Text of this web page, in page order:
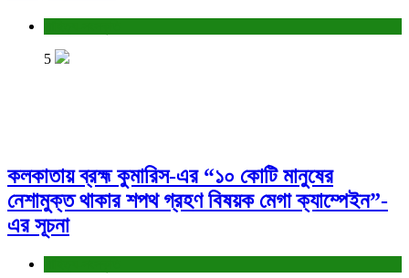
5
কলকাতায় ব্রহ্ম কুমারিস-এর “১০ কোটি মানুষের
নেশামুক্ত থাকার শপথ গ্রহণ বিষয়ক মেগা ক্যাম্পেইন”-
এর সূচনা